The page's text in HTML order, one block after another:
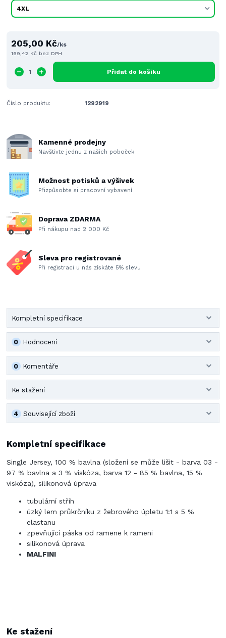
205,00 Kč/ks
169,42 Kč bez DPH
Přidat do košíku
Číslo produktu: 1292919
Kamenné prodejny
Navštivte jednu z našich poboček
Možnost potisků a výšivek
Přizpůsobte si pracovní vybavení
Doprava ZDARMA
Při nákupu nad 2 000 Kč
Sleva pro registrované
Při registraci u nás získáte 5% slevu
Kompletní specifikace
Hodnocení
0
Komentáře
0
Ke stažení
Související zboží
4
Kompletní specifikace
Single Jersey, 100 % bavlna (složení se může lišit - barva 03 -
97 % bavlna a 3 % viskóza, barva 12 - 85 % bavlna, 15 %
viskóza), silikonová úprava
tubulární střih
úzký lem průkrčníku z žebrového úpletu 1:1 s 5 %
elastanu
zpevňující páska od ramene k rameni
silikonová úprava
MALFINI
Ke stažení